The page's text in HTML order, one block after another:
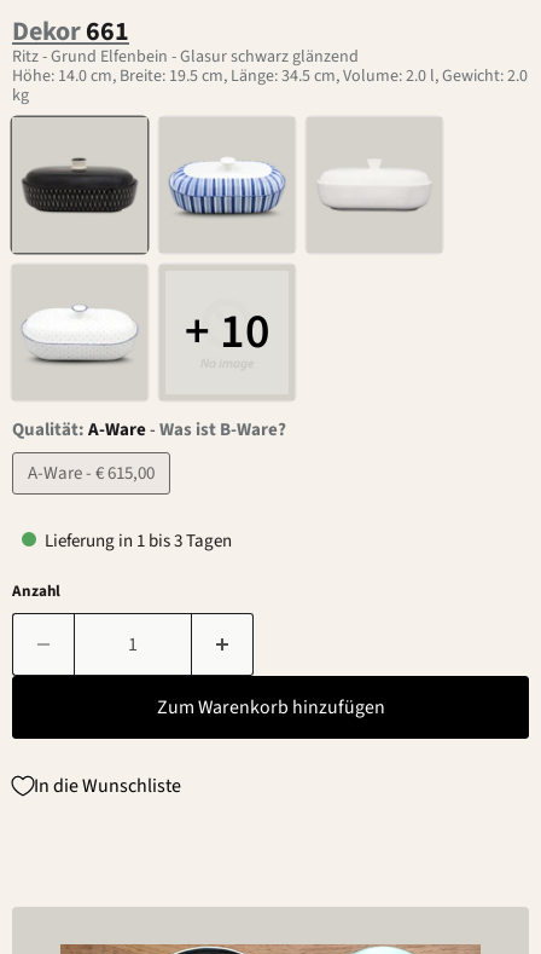
Dekor661
Ritz - Grund Elfenbein - Glasur schwarz glänzend
Höhe: 14.0 cm, Breite: 19.5 cm, Länge: 34.5 cm, Volume: 2.0 l, Gewicht: 2.0
kg
+ 10
Qualität:A-Ware-Was ist B-Ware?
A-Ware - € 615,00
Lieferung in 1 bis 3 Tagen
Anzahl
Zum Warenkorb hinzufügen
In die Wunschliste